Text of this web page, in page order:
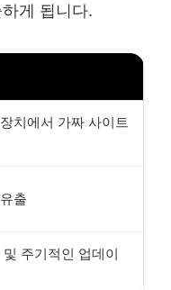
게 됩니다.
치에서 가짜 사이트
출
주기적인 업데이